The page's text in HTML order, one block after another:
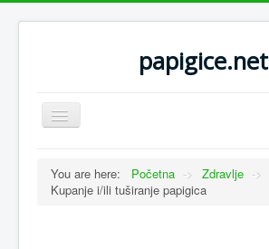
papigice.net
Toggle
Navigation
You are here: Početna -> Zdravlje ->
Kupanje i/ili tuširanje papigica